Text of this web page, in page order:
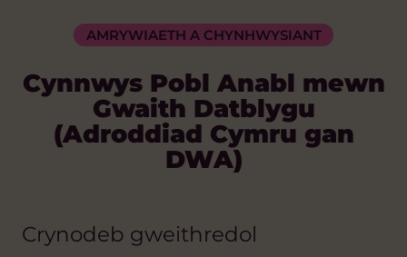
AMRYWIAETH A CHYNHWYSIANT
Cynnwys Pobl Anabl mewn
Gwaith Datblygu
(Adroddiad Cymru gan
DWA)
Crynodeb gweithredol